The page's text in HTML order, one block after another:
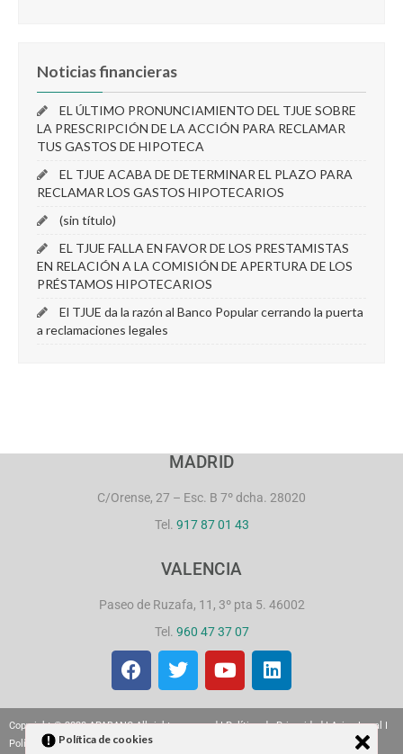
Noticias financieras
EL ÚLTIMO PRONUNCIAMIENTO DEL TJUE SOBRE
LA PRESCRIPCIÓN DE LA ACCIÓN PARA RECLAMAR
TUS GASTOS DE HIPOTECA
EL TJUE ACABA DE DETERMINAR EL PLAZO PARA
RECLAMAR LOS GASTOS HIPOTECARIOS
(sin título)
EL TJUE FALLA EN FAVOR DE LOS PRESTAMISTAS
EN RELACIÓN A LA COMISIÓN DE APERTURA DE LOS
PRÉSTAMOS HIPOTECARIOS
El TJUE da la razón al Banco Popular cerrando la puerta
a reclamaciones legales
MADRID
C/Orense, 27 – Esc. B 7º dcha. 28020
Tel. 917 87 01 43
VALENCIA
Paseo de Ruzafa, 11, 3º pta 5. 46002
Tel. 960 47 37 07
Copyright © 2020 APABANC All rights reserved IPolítica de PrivacidadIAviso Legal I
Política de cookies|Sitemap
Política de cookies